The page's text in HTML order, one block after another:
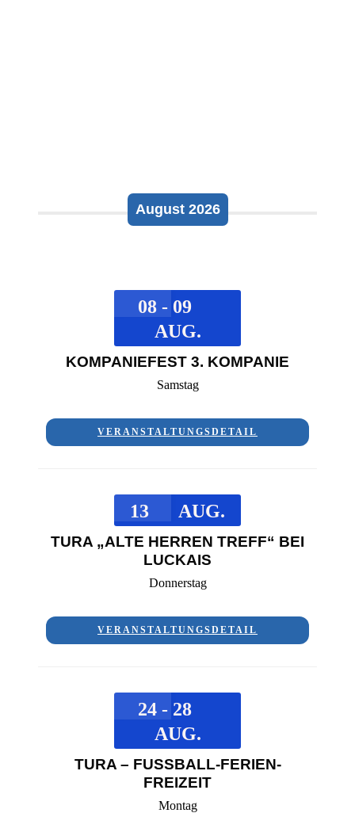
August 2026
08 - 09
AUG.
KOMPANIEFEST 3. KOMPANIE
Samstag
VERANSTALTUNGSDETAIL
13 AUG.
TURA „ALTE HERREN TREFF“ BEI
LUCKAIS
Donnerstag
VERANSTALTUNGSDETAIL
24 - 28
AUG.
TURA – FUSSBALL-FERIEN-F
REIZEIT
Montag